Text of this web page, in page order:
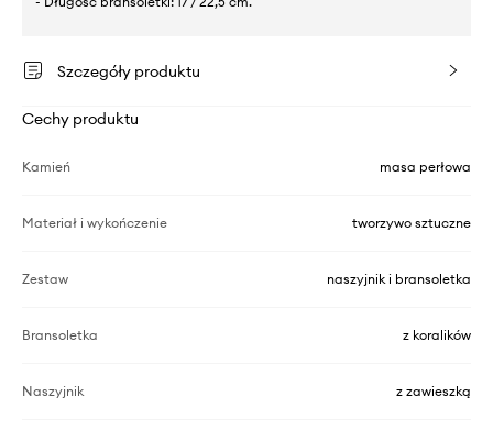
Szczegóły produktu
Cechy produktu
Kamień masa perłowa
Materiał i wykończenie tworzywo sztuczne
Zestaw naszyjnik i bransoletka
Bransoletka z koralików
Naszyjnik z zawieszką